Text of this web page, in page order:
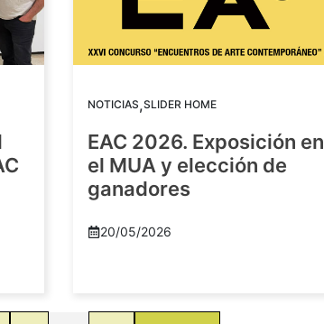
NOTICIAS,SLIDER HOME
EAC 2026. Exposición en
el MUA y elección de
ganadores
20/05/2026